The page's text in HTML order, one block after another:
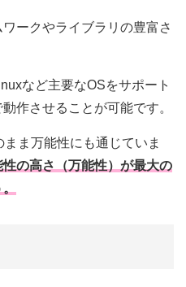
ークやライブラリの豊富さ
など主要なOSをサポート
作させることが可能です。
ま万能性にも通じていま
の高さ（万能性）が最大の